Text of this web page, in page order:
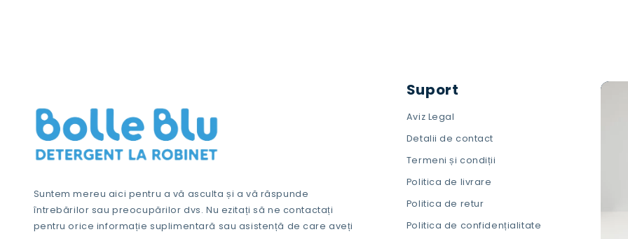
Suntem mereu aici pentru a vă asculta și a vă răspunde
întrebărilor sau preocupărilor dvs. Nu ezitați să ne contactați
pentru orice informație suplimentară sau asistență de care aveți
Suport
Aviz Legal
Detalii de contact
Termeni și condiții
Politica de livrare
Politica de retur
Politica de confidențialitate